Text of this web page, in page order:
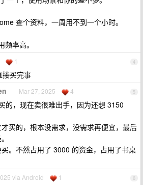
查个资料，一周用不到一个小时。
率高。
4
1
接买完事
5
Mar 27, 2025 4
的，现在卖很难出手，因为还想 3150
买的，根本没需求，没需求再便宜，最后
。不然占用了 3000 的资金，占用了书桌
6
via Android 1